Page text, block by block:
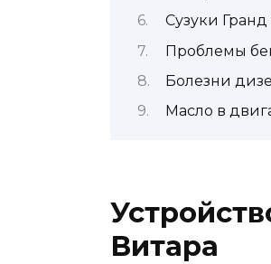
Сузуки Гранд
Проблемы
Болезни
Масло в
Витара